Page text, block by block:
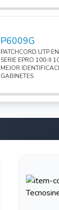
P6009G
PATCHCORD UTP
SERIE EPRO 100-II
MEJOR
GABINETES